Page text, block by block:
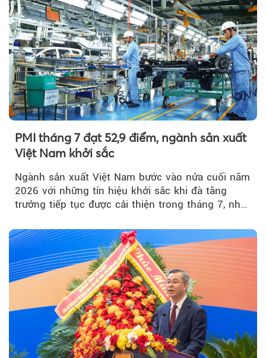
PMI tháng 7 đạt 52,9 điểm, ngành sản xuất
Việt Nam khởi sắc
Ngành sản xuất Việt Nam bước vào nửa cuối năm
2026 với những tín hiệu khởi sắc khi đà tăng
trưởng tiếp tục được cải thiện trong tháng 7, nhờ
nhiệt và niềm tin kinh doanh dần phục hồi.